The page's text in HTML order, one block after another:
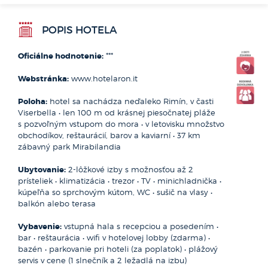
alebo ochutnajte pravé bolonské ragú tagliatelle. Ďalšie
parmezán a balzamikového octu. Stredoveké mestečko
Urbino je rodiskom slávneho umelca Raffaella. A nakoniec
vám dáme tajný tip - po ceste do miništátu San Marino sa
najedzte vo famóznej talianskej reštaurácii La Sangiovesa
v Santarcangelo di Romagna.
Rimini
Tieto strediská sú často uvádzané ako jedna lokalita,
nakoľko sa rokmi takmer zrástli do jedného celku. Avšak
napriek tomu si každé z nich zachováva svoj jedinečný
charakter. Letovisko Bellaria je prepojené so strediskom
Igea Marina a ponúka pokojnejšiu dovolenku. Má malé
centrum so živou pešou zónou, ktoré sa najmä
dovolenkových návštevníkov. Rimini sa zase pýšia extra
širokými plážami a bohatou kronikou - veď ide o oficiálne
prvé dovolenkové letovisko v rámci celého Talianska!
Turistické Rimini s ich 15 km piesočnatých pláží začínajú
Mirabilandia
JADRANSKÉ POBREŽIE
POPIS HOTELA
Oficiálne hodnotenie: ***
Webstránka: www.hotelaron.it
Poloha: hotel sa nachádza neďaleko Rimín, v časti
Viserbella • len 100 m od krásnej piesočnatej pláže
s pozvoľným vstupom do mora • v letovisku množstvo
obchodíkov, reštaurácií, barov a kaviarní • 37 km
zábavný park Mirabilandia
Ubytovanie: 2-lôžkové izby s možnosťou až 2
prísteliek • klimatizácia • trezor • TV • minichladnička •
kúpeľňa so sprchovým kútom, WC • sušič na vlasy •
balkón alebo terasa
Vybavenie: vstupná hala s recepciou a posedením •
bar • reštaurácia • wifi v hotelovej lobby (zdarma) •
bazén • parkovanie pri hoteli (za poplatok) • plážový
servis v cene (1 slnečník a 2 ležadlá na izbu)